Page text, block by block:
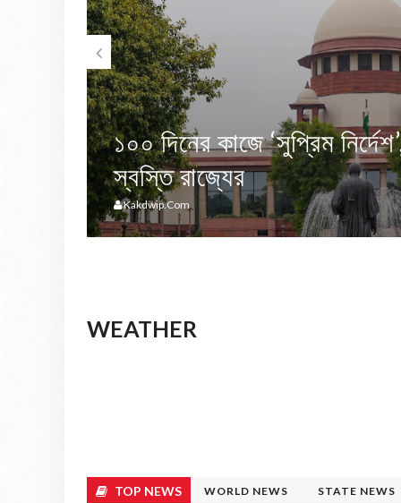
১০০ দিনের কাজে ‘সুপ্রিম
স্বস্তি রাজ্যের
Kakdwip.com
WEATHER
TOP NEWS WORLD NEWS STATE NEWS